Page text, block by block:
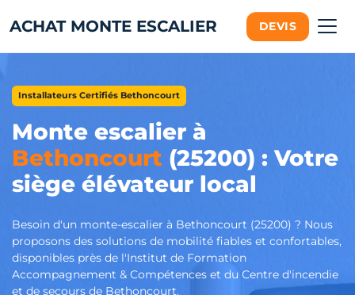
ACHAT MONTE ESCALIER DEVIS
Installateurs Certifiés Bethoncourt
Monte escalier à
Bethoncourt (25200) : Votre
siège élévateur local
Besoin d'un monte-escalier à Bethoncourt (25200) ? Nous
proposons des solutions de mobilité fiables et confortables,
disponibles près de l'Institut de Formation
Accompagnement & Compétences et du Centre d'incendie
et de secours de Bethoncourt.